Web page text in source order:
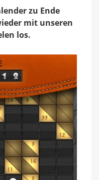
zu Ende
mit unseren
los.